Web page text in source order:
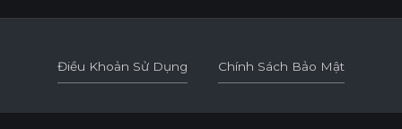
Điều Khoản Sử Dụng Chính Sách Bảo Mật